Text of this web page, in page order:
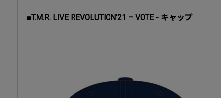
■T.M.R. LIVE REVOLUTION’21 – VOTE - キャップ